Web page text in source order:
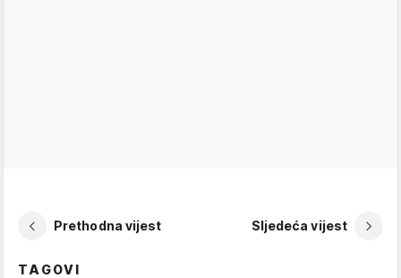
Prethodna vijest Sljedeća vijest
TAGOVI